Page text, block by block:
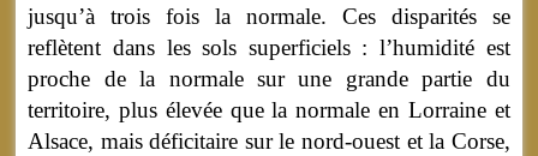
jusqu’à trois fois la normale. Ces disparités se
reflètent dans les sols superficiels : l’humidité est
proche de la normale sur une grande partie du
territoire, plus élevée que la normale en Lorraine et
Alsace, mais déficitaire sur le nord-ouest et la Corse,